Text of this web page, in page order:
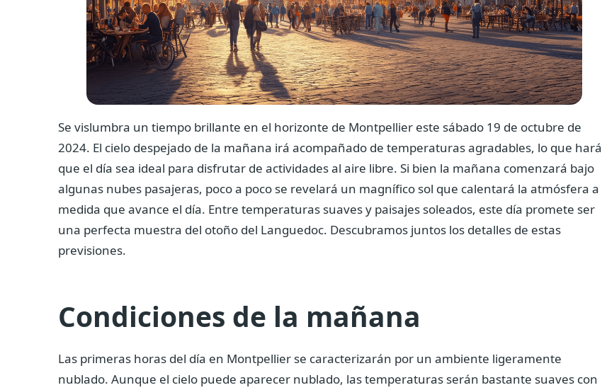
Se vislumbra un tiempo brillante en el horizonte de Montpellier este sábado 19 de octubre de
2024. El cielo despejado de la mañana irá acompañado de temperaturas agradables, lo que hará
que el día sea ideal para disfrutar de actividades al aire libre. Si bien la mañana comenzará bajo
algunas nubes pasajeras, poco a poco se revelará un magnífico sol que calentará la atmósfera a
medida que avance el día. Entre temperaturas suaves y paisajes soleados, este día promete ser
una perfecta muestra del otoño del Languedoc. Descubramos juntos los detalles de estas
previsiones.
Condiciones de la mañana
Las primeras horas del día en Montpellier se caracterizarán por un ambiente ligeramente
nublado. Aunque el cielo puede aparecer nublado, las temperaturas serán bastante suaves con